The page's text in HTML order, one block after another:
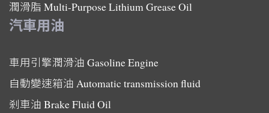
潤滑脂 Multi-Purpose Lithium Grease Oil
汽車用油
車用引擎潤滑油 Gasoline Engine
自動變速箱油 Automatic transmission fluid
剎車油 Brake Fluid Oil